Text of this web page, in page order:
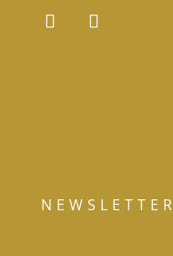
NEWSLETTER